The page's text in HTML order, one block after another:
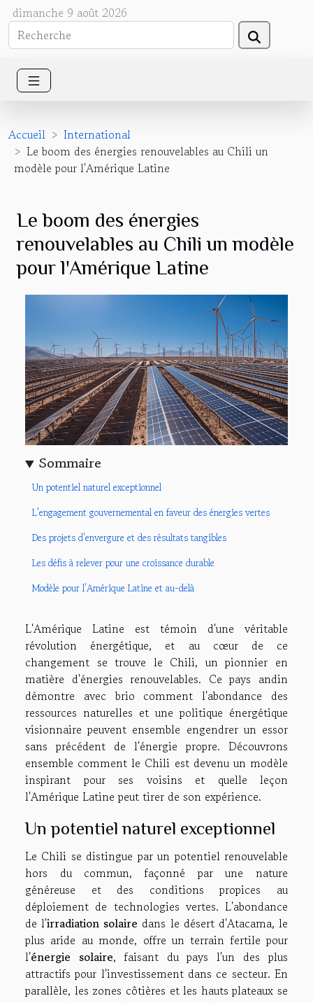
dimanche 9 août 2026
Accueil
International
Le boom des énergies renouvelables au Chili un
modèle pour l'Amérique Latine
Le boom des énergies
renouvelables au Chili un modèle
pour l'Amérique Latine
Sommaire
Un potentiel naturel exceptionnel
L'engagement gouvernemental en faveur des énergies vertes
Des projets d'envergure et des résultats tangibles
Les défis à relever pour une croissance durable
Modèle pour l'Amérique Latine et au-delà
L'Amérique Latine est témoin d'une véritable
révolution énergétique, et au cœur de ce
changement se trouve le Chili, un pionnier en
matière d'énergies renouvelables. Ce pays andin
démontre avec brio comment l'abondance des
ressources naturelles et une politique énergétique
visionnaire peuvent ensemble engendrer un essor
sans précédent de l'énergie propre. Découvrons
ensemble comment le Chili est devenu un modèle
inspirant pour ses voisins et quelle leçon
l'Amérique Latine peut tirer de son expérience.
Un potentiel naturel exceptionnel
Le Chili se distingue par un potentiel renouvelable
hors du commun, façonné par une nature
généreuse et des conditions propices au
déploiement de technologies vertes. L'abondance
de l'irradiation solaire dans le désert d'Atacama, le
plus aride au monde, offre un terrain fertile pour
l'énergie solaire, faisant du pays l'un des plus
attractifs pour l'investissement dans ce secteur. En
parallèle, les zones côtières et les hauts plateaux se